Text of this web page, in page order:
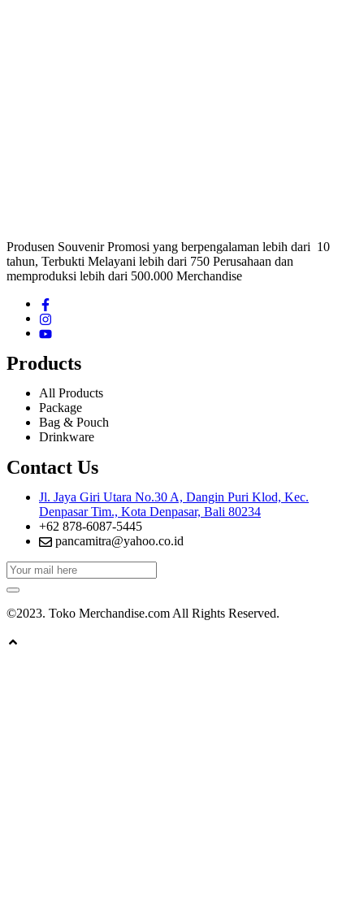
Produsen Souvenir Promosi yang berpengalaman lebih dari 10
tahun, Terbukti Melayani lebih dari 750 Perusahaan dan
memproduksi lebih dari 500.000 Merchandise
Products
All Products
Package
Bag & Pouch
Drinkware
Contact Us
Jl. Jaya Giri Utara No.30 A, Dangin Puri Klod, Kec.
Denpasar Tim., Kota Denpasar, Bali 80234
+62 878-6087-5445
pancamitra@yahoo.co.id
©2023. Toko Merchandise.com All Rights Reserved.